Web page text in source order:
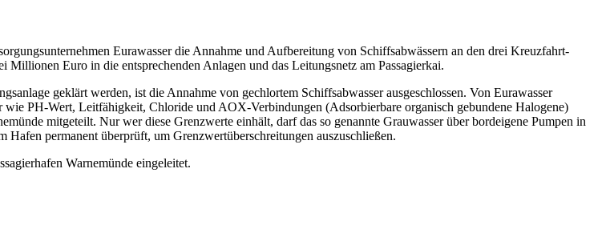
Eurawasser die Annahme und Aufbereitung von Schiffsabwässern an den drei Kreuzfahrt-
Euro in die entsprechenden Anlagen und das Leitungsnetz am Passagierkai.
geklärt werden, ist die Annahme von gechlortem Schiffsabwasser ausgeschlossen. Von Eurawasser
PH-Wert, Leitfähigkeit, Chloride und AOX-Verbindungen (Adsorbierbare organisch gebundene Halogene)
mitgeteilt. Nur wer diese Grenzwerte einhält, darf das so genannte Grauwasser über bordeigene Pumpen in
permanent überprüft, um Grenzwertüberschreitungen auszuschließen.
Warnemünde eingeleitet.